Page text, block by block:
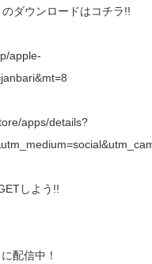
ダウンロードはコチラ!!
apple-
apps/details?
しよう!!
配信中！